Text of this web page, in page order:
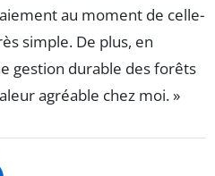
au moment de celle-
simple. De plus, en
gestion durable des forêts
agréable chez moi. »